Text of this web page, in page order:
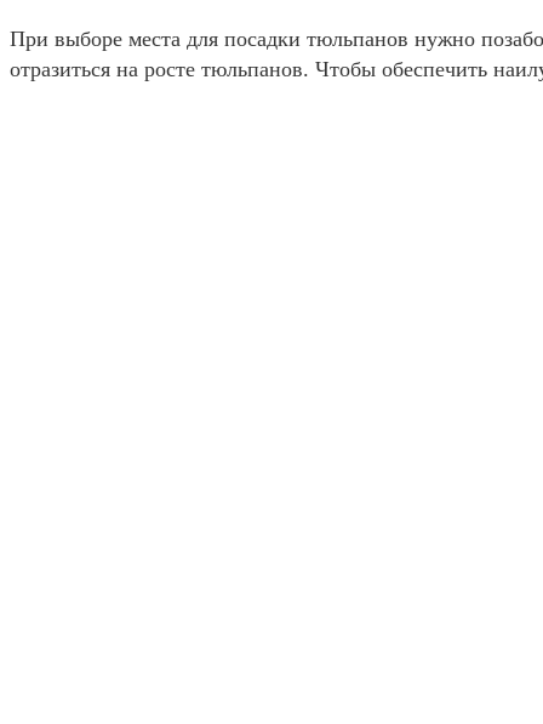
При выборе места для посадки тюльпанов нужно
отразиться на росте тюльпанов. Чтобы обеспечить